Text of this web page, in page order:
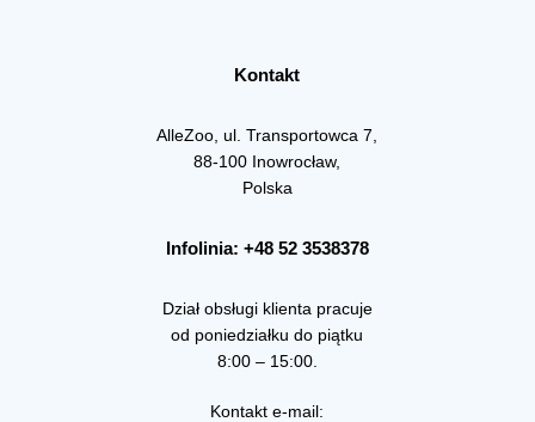
Kontakt
AlleZoo, ul. Transportowca 7,
88-100 Inowrocław,
Polska
Infolinia: +48 52 3538378
Dział obsługi klienta pracuje
od poniedziałku do piątku
8:00 – 15:00.
Kontakt e-mail: